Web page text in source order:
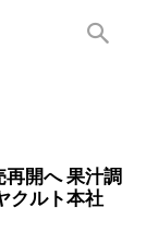
開へ 果汁調
クルト本社